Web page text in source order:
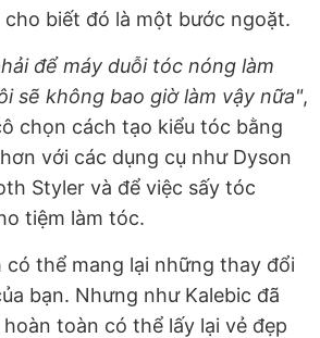
cho biết đó là một bước ngoặt.
để máy duỗi tóc nóng làm
sẽ không bao giờ làm vậy nữa",
chọn cách tạo kiểu tóc bằng
với các dụng cụ như Dyson
Styler và để việc sấy tóc
tiệm làm tóc.
có thể mang lại những thay đổi
bạn. Nhưng như Kalebic đã
toàn có thể lấy lại vẻ đẹp